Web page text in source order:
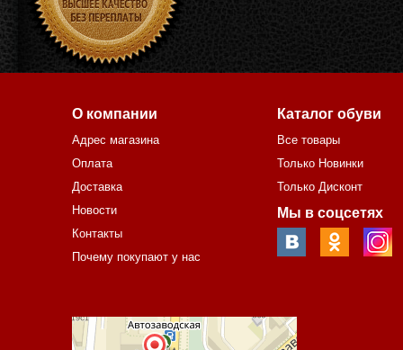
О компании
Адрес магазина
Оплата
Доставка
Новости
Контакты
Почему покупают у нас
Каталог обуви
Все товары
Только Новинки
Только Дисконт
Мы в соцсетях